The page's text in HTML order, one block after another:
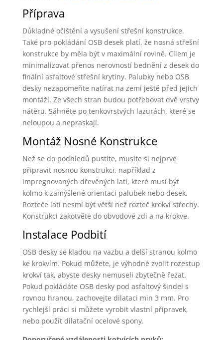
Příprava
Důkladné očištění a vysušení střešní konstrukce.
Také pro pokládání OSB desek platí, že nosná střešní
konstrukce by měla být v maximální rovině. Cílem je
minimalizovat přenos nerovností bednění z desek do
finální asfaltové střešní krytiny. Palubky nebo OSB
desky nezapomeňte natírat na zemi ještě před jejich
montáží. Ze všech stran budou potřebovat dvě vrstvy
nátěru. Sáhněte po tenkovrstvých lazurách, které se
neloupou a nepraskají.
Montáž Nosné Konstrukce
Než se do podhledů pustíte, musíte si nejprve
připravit nosnou konstrukci, například z
impregnovaných dřevěných latí, které musí být
kolmo k zamýšlené orientaci palubek nebo desek.
Rozteče latí nesmí být větší než rozteč krokví střechy.
Konstrukci zakotvěte do obvodové zdi a na krokve.
Instalace Podbití
OSB desky se kladou na vazbu a delší stranou kolmo
ke krokvím. Pokud můžete, je výhodné zvolit rozestup
krokví tak, abyste desky nemuseli zbytečně řezat.
Pokud pokládáte OSB desky pod asfaltový šindel s
rovnou hranou, zachovejte dilataci min 3 mm. Pro
rychlejší práci si můžete vyrobit vlastní přípravek,
nebo použít dilatační ocelové spony.